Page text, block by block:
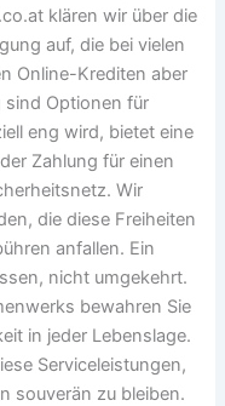
klären wir über die
auf, die bei vielen
Online-Krediten aber
Optionen für
eng wird, bietet eine
Zahlung für einen
Wir
die diese Freiheiten
anfallen. Ein
nicht umgekehrt.
bewahren Sie
in jeder Lebenslage.
Serviceleistungen,
souverän zu bleiben.